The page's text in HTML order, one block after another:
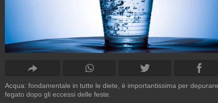
Acqua: fondamentale in tutte le diete, è importantissima per
fegato dopo gli eccessi delle feste.